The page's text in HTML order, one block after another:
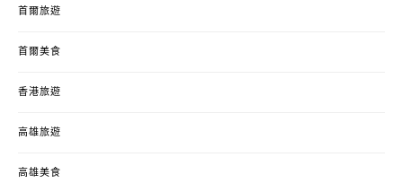
首爾旅遊
首爾美食
香港旅遊
高雄旅遊
高雄美食